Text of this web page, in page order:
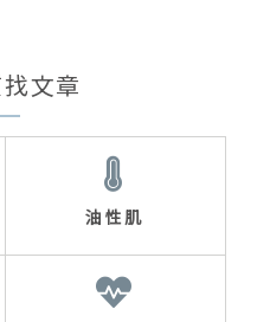
文章
油性肌